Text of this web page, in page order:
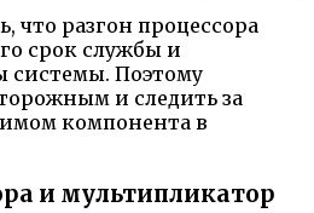
что разгон процессора
срок службы и
системы. Поэтому
и следить за
компонента в
и мультипликатор